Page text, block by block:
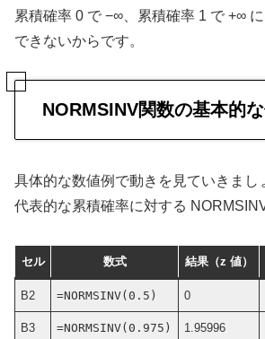
累積確率 0 で −∞、累積確率 1 で +∞
できないからです。
NORMSINV関数の基本的
具体的な数値例で動きを見ていきまし
代表的な累積確率に対する
セル 数式 結果（z 値）
B2 =NORMSINV(0.5) 0
B3 =NORMSINV(0.975) 1.95996